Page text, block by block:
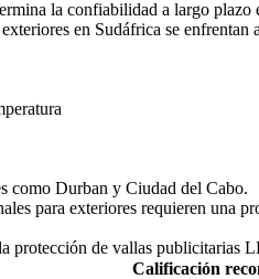
la confiabilidad a largo plazo
en Sudáfrica se enfrentan
como Durban y Ciudad del Cabo.
para exteriores requieren una
protección de vallas publicitarias
Calificación